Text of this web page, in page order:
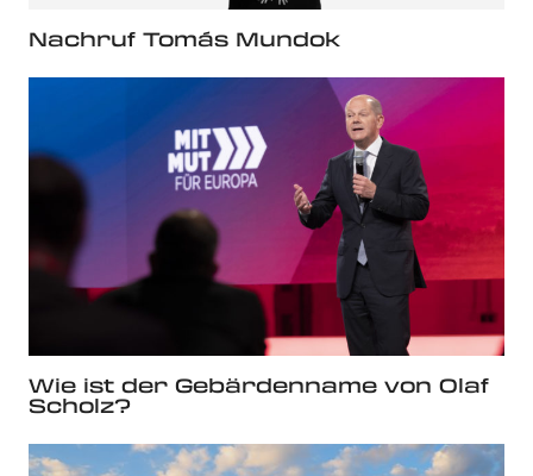
Nachruf Tomás Mundok
Wie ist der Gebärdenname von Olaf
Scholz?